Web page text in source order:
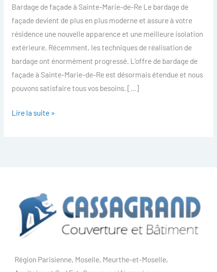
Bardage de façade à Sainte-Marie-de-Re Le bardage de
façade devient de plus en plus moderne et assure à votre
résidence une nouvelle apparence et une meilleure isolation
extérieure. Récemment, les techniques de réalisation de
bardage ont énormément progressé. L’offre de bardage de
façade à Sainte-Marie-de-Re est désormais étendue et nous
pouvons satisfaire tous vos besoins. […]
Marie-
de-
Re
Lire la suite »
Région Parisienne, Moselle, Meurthe-et-Moselle,